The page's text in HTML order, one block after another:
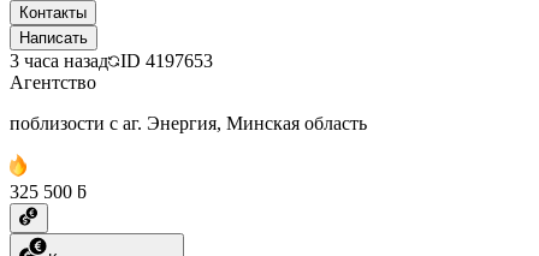
Контакты
Написать
3 часа назад ID 4197653
Агентство
поблизости с аг. Энергия, Минская область
325 500 ƃ